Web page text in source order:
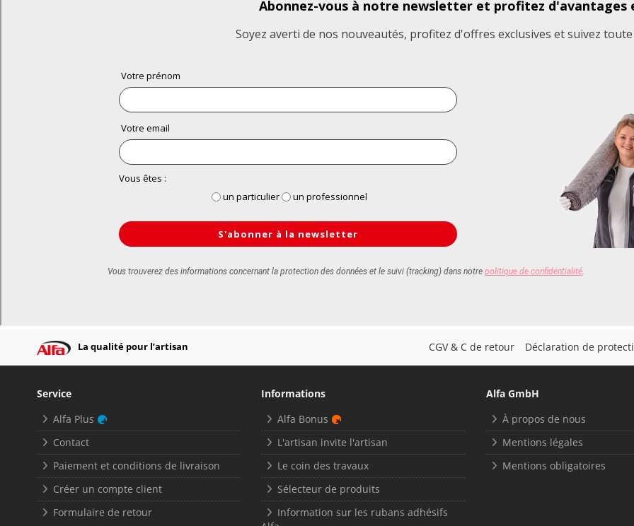
La qualité pour l’artisan CGV & C de retour Déclaration de
Service
Alfa Plus
Contact
Paiement et conditions de livraison
Créer un compte client
Formulaire de retour
Informations
Alfa Bonus
L'artisan invite l'artisan
Le coin des travaux
Sélecteur de produits
Information sur les rubans adhésifs
Alfa GmbH
À propos de nous
Mentions légales
Mentions obligatoires